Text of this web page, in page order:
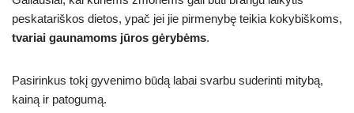
peskatariškos dietos, ypač jei jie pirmenybę teikia kokybiškoms,
tvariai gaunamoms jūros gėrybėms.
Pasirinkus tokį gyvenimo būdą labai svarbu suderinti mitybą,
kainą ir patogumą.